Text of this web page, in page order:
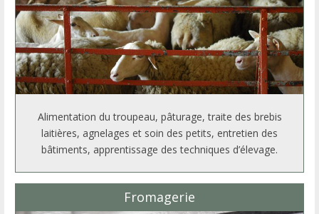
Alimentation du troupeau, pâturage, traite des brebis
laitières, agnelages et soin des petits, entretien des
bâtiments, apprentissage des techniques d’élevage.
Fromagerie